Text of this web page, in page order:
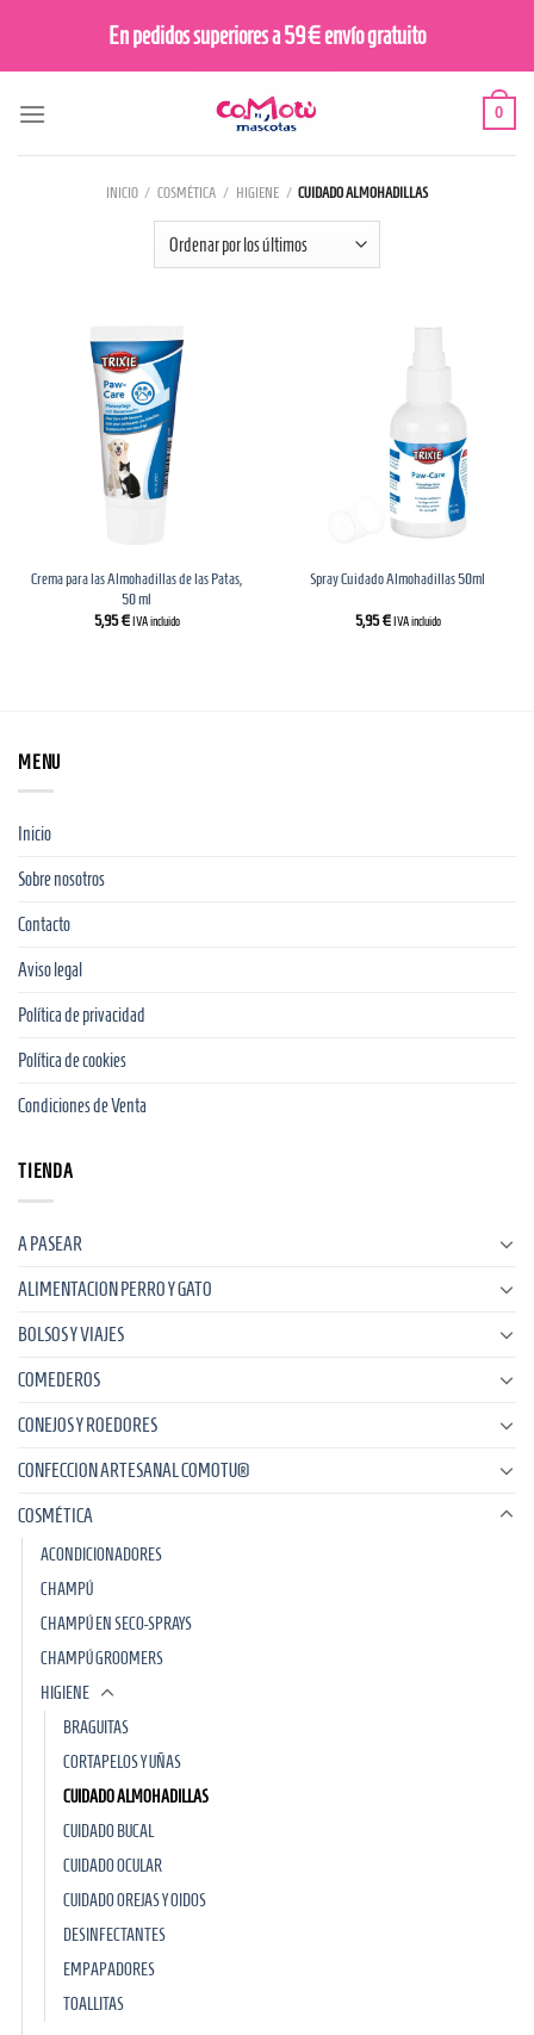
contenido
En pedidos superiores a 59€ envío gratuito
0
INICIO / COSMÉTICA / HIGIENE / CUIDADO ALMOHADILLAS
Crema para las Almohadillas de las Patas,
50 ml
5,95€ IVA incluido
Spray Cuidado Almohadillas 50ml
5,95€ IVA incluido
MENU
Inicio
Sobre nosotros
Contacto
Aviso legal
Política de privacidad
Política de cookies
Condiciones de Venta
TIENDA
A PASEAR
ALIMENTACION PERRO Y GATO
BOLSOS Y VIAJES
COMEDEROS
CONEJOS Y ROEDORES
CONFECCION ARTESANAL COMOTU®
COSMÉTICA
ACONDICIONADORES
CHAMPÚ
CHAMPÚ EN SECO-SPRAYS
CHAMPÚ GROOMERS
HIGIENE
BRAGUITAS
CORTAPELOS Y UÑAS
CUIDADO ALMOHADILLAS
CUIDADO BUCAL
CUIDADO OCULAR
CUIDADO OREJAS Y OIDOS
DESINFECTANTES
EMPAPADORES
TOALLITAS